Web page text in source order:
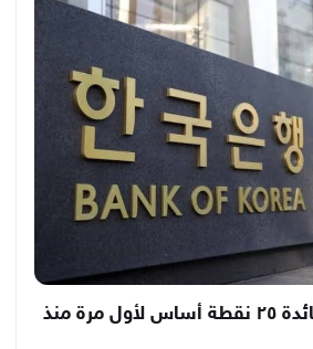
بنك كوريا يرفع الفائدة ٢٥ نقطة أساس لأول مرة منذ